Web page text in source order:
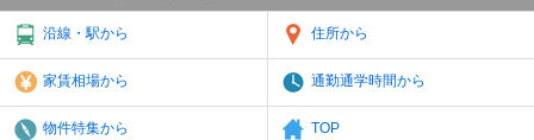
沿線・駅から 住所から
家賃相場から 通勤通学時間から
物件特集から TOP